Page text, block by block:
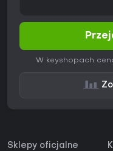
W keyshopach
Sklepy oficjalne